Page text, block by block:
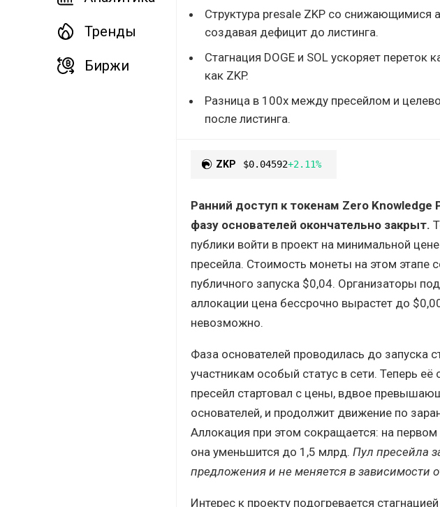
Тренды
Биржи
Структура presale ZKP со снижающимися
создавая дефицит до листинга.
Стагнация DOGE и SOL ускоряет
как ZKP.
Разница в 100x между пресейлом и
после листинга.
ZKP $0.04592+2.11%
Ранний доступ к токенам Zero
фазу основателей окончательно закрыт.
публики войти в проект на минимальной
пресейла. Стоимость монеты на этом этапе
публичного запуска $0,04. Организаторы
аллокации цена бессрочно вырастет до
невозможно.
Фаза основателей проводилась до запуска
участникам особый статус в сети. Теперь
пресейл стартовал с цены, вдвое
основателей, и продолжит движение по
Аллокация при этом сокращается: на
она уменьшится до 1,5 млрд. Пул пресейла
предложения и не меняется в зависимости
Интерес к проекту подогревается